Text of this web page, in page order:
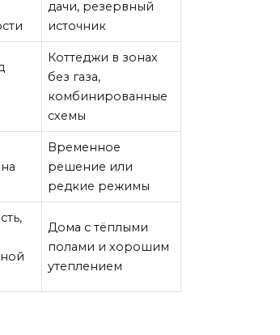
дачи, резервный
источник
Коттеджи в зонах
без газа,
комбинированные
схемы
Временное
решение или
редкие режимы
Дома с тёплыми
полами и хорошим
утеплением